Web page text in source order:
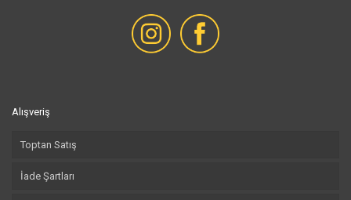
Alışveriş
Toptan Satış
İade Şartları